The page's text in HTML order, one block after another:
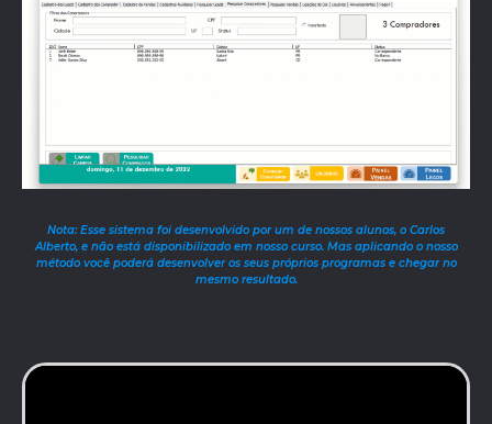
Nota: Esse sistema foi desenvolvido por um de nossos alunos, o Carlos
Alberto, e não está disponibilizado em nosso curso. Mas aplicando o nosso
método você poderá desenvolver os seus próprios programas e chegar no
mesmo resultado.